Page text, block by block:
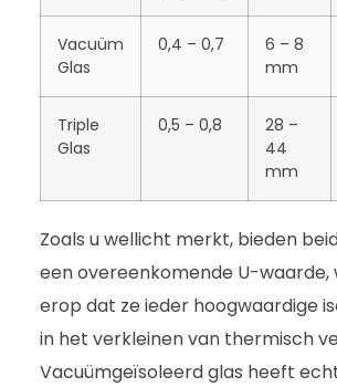
Vacuüm
Glas
0,4 – 0,7
6 – 8
mm
Triple
Glas
0,5 – 0,8
28 –
44
mm
Zoals u wellicht merkt, bieden
een overeenkomende U-waarde,
erop dat ze ieder hoogwaardige
in het verkleinen van thermisch
Vacuümgeïsoleerd glas heeft